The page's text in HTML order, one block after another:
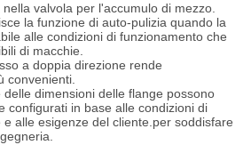
valvola per l'accumulo di mezzo.
la funzione di auto-pulizia quando la
alle condizioni di funzionamento che
di macchie.
a doppia direzione rende
convenienti.
dimensioni delle flange possono
configurati in base alle condizioni di
alle esigenze del cliente.per soddisfare